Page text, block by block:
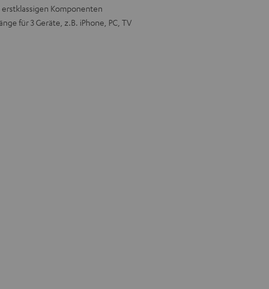
Komponenten
für 3 Geräte, z.B. iPhone, PC, TV